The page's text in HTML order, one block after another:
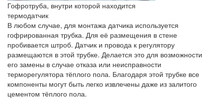
Гофротруба, внутри которой находится
термодатчик
В любом случае, для монтажа датчика используется
гофрированная трубка. Для её размещения в стене
пробивается штроб. Датчик и провода к регулятору
размещаются в этой трубке. Делается это для возможности
его замены в случае отказа или неисправности
терморегулятора тёплого пола. Благодаря этой трубке все
компоненты могут быть легко извлечены даже из залитого
цементом тёплого пола.